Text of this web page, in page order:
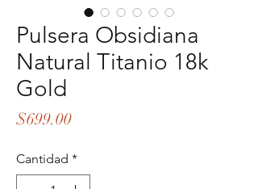
Pulsera Obsidiana
Natural Titanio 18k
Gold
$699.00Precio
Cantidad *